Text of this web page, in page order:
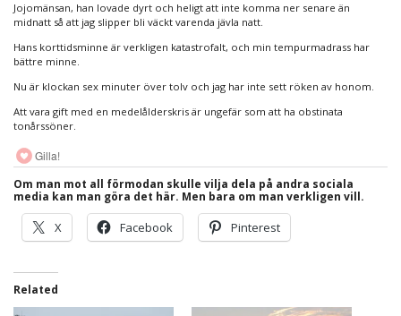
Jojomänsan, han lovade dyrt och heligt att inte komma ner senare än
midnatt så att jag slipper bli väckt varenda jävla natt.
Hans korttidsminne är verkligen katastrofalt, och min tempurmadrass har
bättre minne.
Nu är klockan sex minuter över tolv och jag har inte sett röken av honom.
Att vara gift med en medelålderskris är ungefär som att ha obstinata
tonårssöner.
Gilla!
Om man mot all förmodan skulle vilja dela på andra sociala
media kan man göra det här. Men bara om man verkligen vill.
X Facebook Pinterest
Related